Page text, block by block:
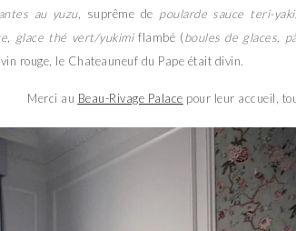
au yuzu, suprême de poularde sauce teri-
glace thé vert/yukimiflambé (boules de glaces,
rouge, le Chateauneuf du Pape était divin.
Merci au Beau-Rivage Palace pour leur accueil,